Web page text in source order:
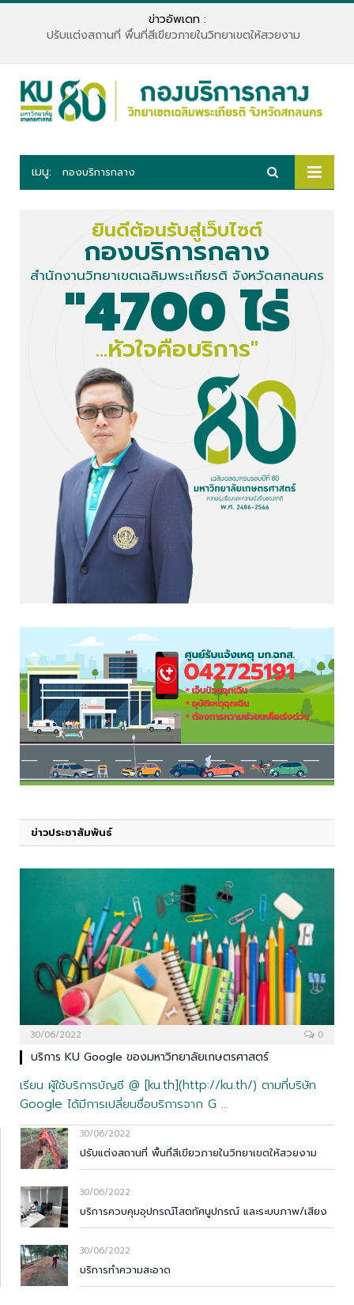
ข่าวอัพเดท :
ปรับแต่งสถานที่ พื้นที่สีเขียวภายในวิทยาเขตให้สวยงาม
เมนู: กองบริการกลาง
กองบริการกลาง
สำนักงานวิทยาเขตเฉลิมพระเกียรติ จังหวัดสกลนคร
...หัวใจคือบริการ"
ยินดีต้อนรับสู่เว็บไซต์
"4700 ไร่
ข่าวประชาสัมพันธ์
30/06/2022 0
บริการ KU Google ของมหาวิทยาลัยเกษตรศาสตร์
เรียน ผู้ใช้บริการบัญชี @ [ku.th](http://ku.th/) ตามที่บริษัท
Google ได้มีการเปลี่ยนชื่อบริการจาก G …
30/06/2022
ปรับแต่งสถานที่ พื้นที่สีเขียวภายในวิทยาเขตให้สวยงาม
30/06/2022
บริการควบคุมอุปกรณ์โสตทัศนูปกรณ์ และระบบภาพ/เสียง
30/06/2022
บริการทำความสะอาด